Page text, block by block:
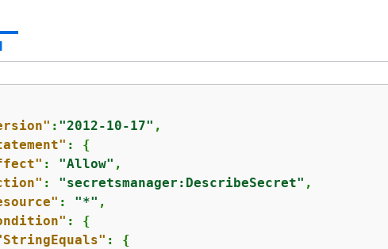
: "2012-10-17" ,
: {
: "Allow" ,
: "secretsmanager:DescribeSecret" ,
: "*" ,
: {
: {